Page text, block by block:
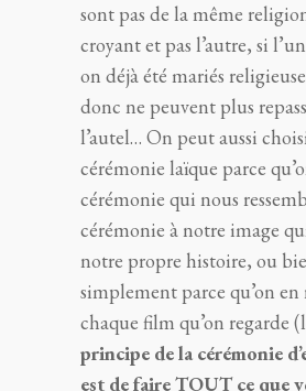
sont pas de la même
croyant et pas l’autre, si
on déjà été mariés
donc ne peuvent plus
l’autel… On peut aussi
cérémonie laïque parce
cérémonie qui nous
cérémonie à notre image
notre propre histoire, ou
simplement parce qu’on en
chaque film qu’on regarde
principe de la cérémonie
est de faire TOUT ce que